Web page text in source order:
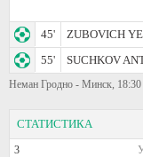
45'
ZUBOVICH
55'
SUCHKOV
Неман Гродно - Минск, 18:30
СТАТИСТИКА
3